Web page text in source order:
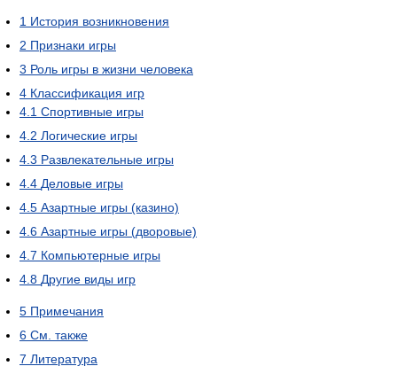
1 История возникновения
2 Признаки игры
3 Роль игры в жизни человека
4 Классификация игр
4.1 Спортивные игры
4.2 Логические игры
4.3 Развлекательные игры
4.4 Деловые игры
4.5 Азартные игры (казино)
4.6 Азартные игры (дворовые)
4.7 Компьютерные игры
4.8 Другие виды игр
5 Примечания
6 См. также
7 Литература